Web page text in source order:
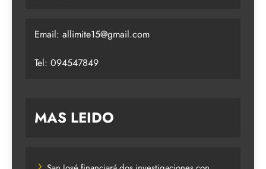
Email: allimite15@gmail.com
Tel: 094547849
MAS LEIDO